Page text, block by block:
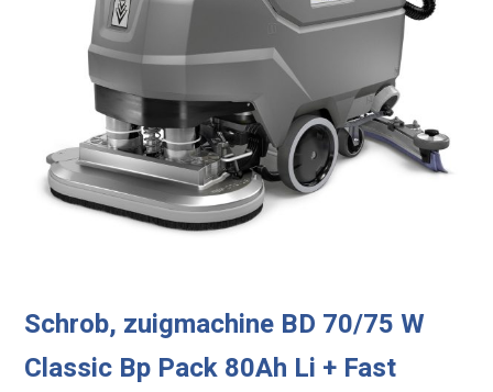
Schrob, zuigmachine BD 70/75 W
Classic Bp Pack 80Ah Li + Fast